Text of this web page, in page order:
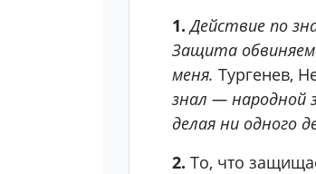
1. Действие по
Защита
меня. Тургенев,
знал — народной
делая ни одного
2. То, что